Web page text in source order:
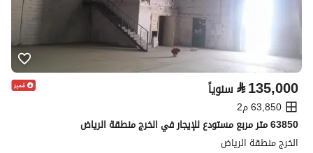
⃁135,000 سنوياً
63,850 م2
63850 متر مربع مستودع للإيجار في الخرج منطقة الرياض
الخرج منطقة الرياض